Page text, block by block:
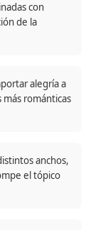
con
de la
alegría a
románticas
anchos,
el tópico